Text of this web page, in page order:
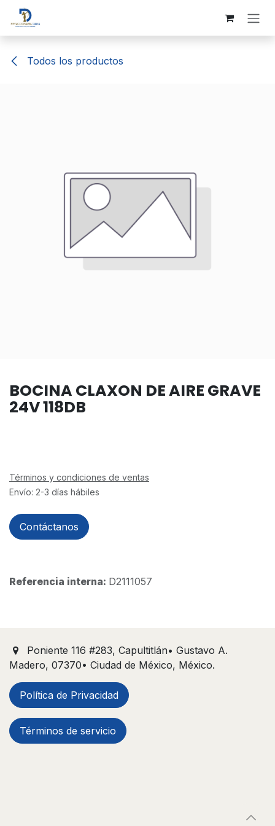
Ir al contenido
Todos los productos
BOCINA CLAXON DE AIRE GRAVE
24V 118DB
Términos y condiciones de ventas
Envío: 2-3 días hábiles
Contáctanos
Referencia interna: D2111057
Poniente 116 #283, Capultitlán• Gustavo A.
Madero, 07370• Ciudad de México, México.
Política de Privacidad
Términos de servicio